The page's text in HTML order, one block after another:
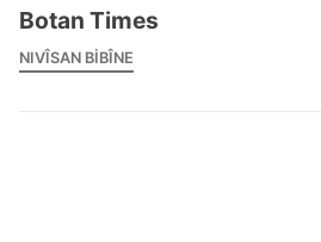
Botan Times
NIVÎSAN BIBÎNE